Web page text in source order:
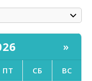
»
ПТ СБ ВС